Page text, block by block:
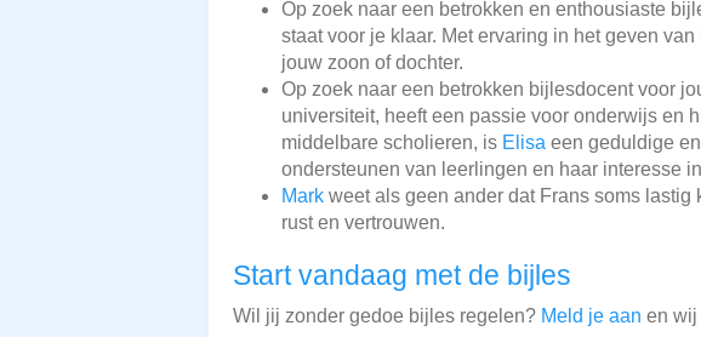
Op zoek naar een betrokken en enthousiaste
staat voor je klaar. Met ervaring in het geven
jouw zoon of dochter.
Op zoek naar een betrokken bijlesdocent voor
universiteit, heeft een passie voor onderwijs en
middelbare scholieren, is Elisa een geduldige
ondersteunen van leerlingen en haar interesse
Mark weet als geen ander dat Frans soms
rust en vertrouwen.
Start vandaag met de bijles
Wil jij zonder gedoe bijles regelen? Meld je aan en wij